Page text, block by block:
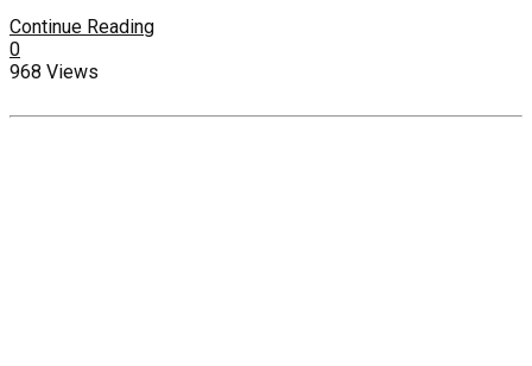
Continue Reading
0
968 Views